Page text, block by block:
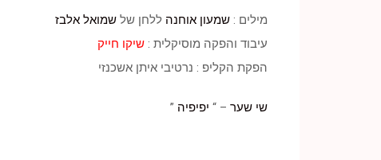
מילים : שמעון אוחנה ללחן של שמואל אלבז
עיבוד והפקה מוסיקלית : שיקו חייק
הפקת הקליפ : נרטיבי איתן אשכנזי
שי שער – “ יפיפיה ”